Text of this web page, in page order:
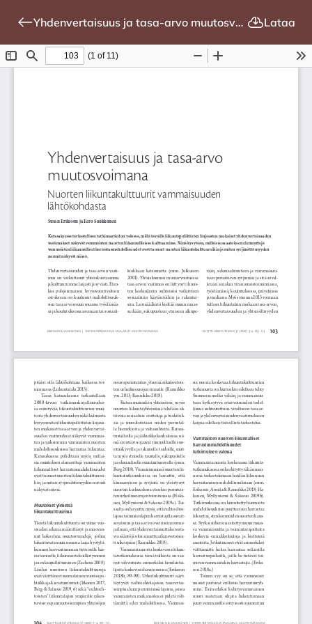
Yhdenvertaisuus ja tasa-arvo muutosvoimana: Nuorten liikuntakulttuurit vammaisuuden lähtökohdasta Lataa